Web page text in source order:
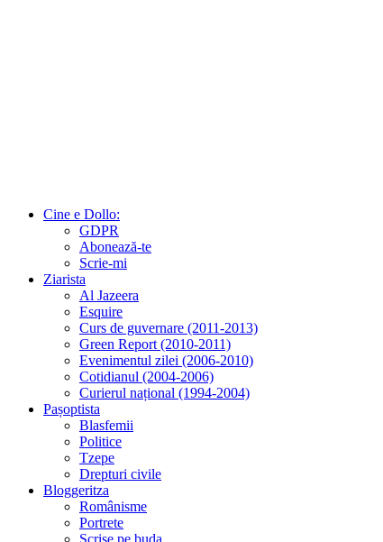
Cine e Dollo:
GDPR
Abonează-te
Scrie-mi
Ziarista
Al Jazeera
Esquire
Curs de guvernare (2011-2013)
Green Report (2010-2011)
Evenimentul zilei (2006-2010)
Cotidianul (2004-2006)
Curierul național (1994-2004)
Pașoptista
Blasfemii
Politice
Tzepe
Drepturi civile
Bloggeritza
Românisme
Portrete
Scrise pe buda